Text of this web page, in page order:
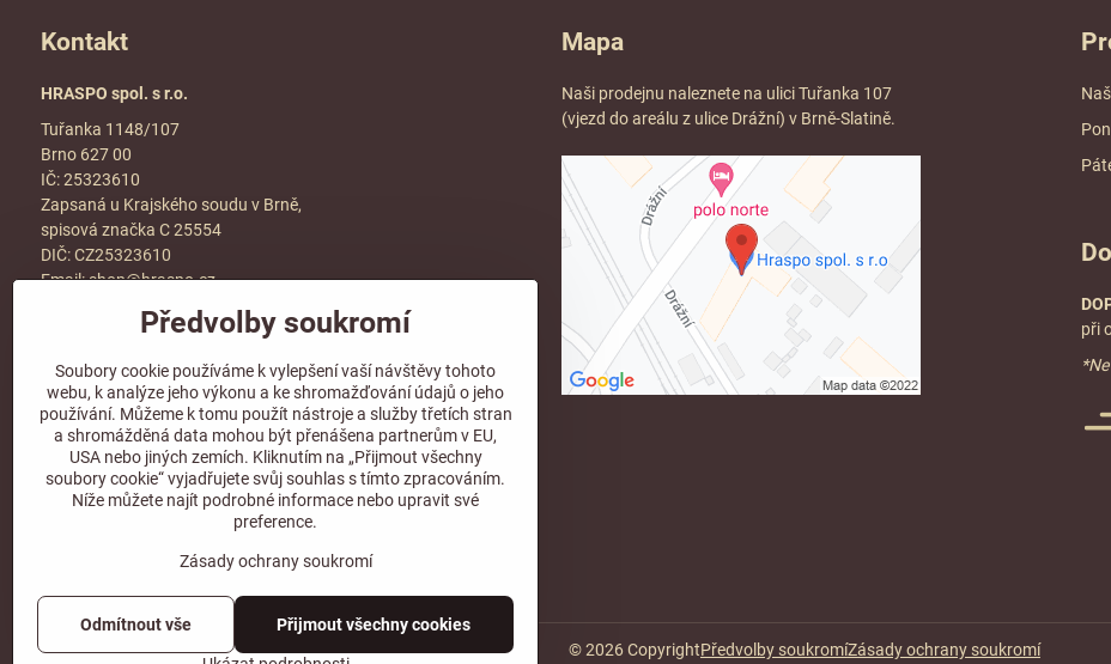
Kontakt
HRASPO spol. s r.o.
Tuřanka 1148/107
Brno 627 00
IČ: 25323610
Zapsaná u Krajského soudu v Brně,
spisová značka C 25554
DIČ: CZ25323610
Email:shop@hraspo.cz
Obchodní podmínky
Více info v sekcikontakt
Sledujte naše sociální sítě!
Mapa
Naši prodejnu naleznete na ulici Tuřanka 107
(vjezd do areálu z ulice Drážní) v Brně-Slatině.
při
©2026CopyrightPředvolby soukromíZásady ochrany soukromí
Předvolby soukromí
Soubory cookie používáme k vylepšení vaší návštěvy tohoto
webu, k analýze jeho výkonu a ke shromažďování údajů o jeho
používání. Můžeme k tomu použít nástroje a služby třetích stran
a shromážděná data mohou být přenášena partnerům v EU,
USA nebo jiných zemích. Kliknutím na „Přijmout všechny
soubory cookie“ vyjadřujete svůj souhlas s tímto zpracováním.
Níže můžete najít podrobné informace nebo upravit své
preference.
Zásady ochrany soukromí
Přijmout všechny cookies
Odmítnout vše